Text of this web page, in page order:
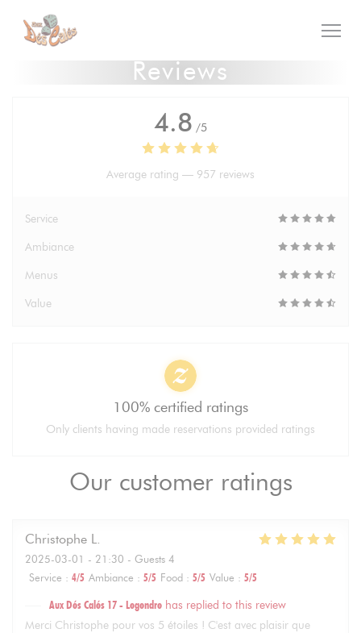
Personalizing your cookie choices
Reviews
Our customer ratings
Christophe L
2025-03-01 - 21:30 - Guests 4
Service : 4/5 Ambiance : 5/5 Food : 5/5 Value : 5/5
Aux Dés Calés 17 - Legendre has replied to this review
Merci Christophe pour vos 5 étoiles ! C'est avec plaisir que
4.8 /5
Average rating — 957 reviews
Service
Ambiance
Menus
Value
100% certified ratings
Only clients having made reservations provided ratings